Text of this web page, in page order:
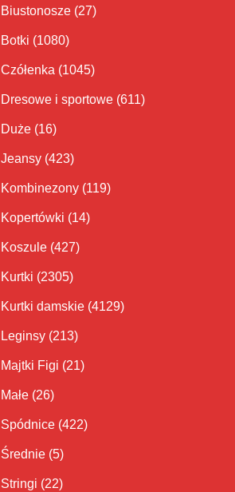
Biustonosze (27)
Botki (1080)
Czółenka (1045)
Dresowe i sportowe (611)
Duże (16)
Jeansy (423)
Kombinezony (119)
Kopertówki (14)
Koszule (427)
Kurtki (2305)
Kurtki damskie (4129)
Leginsy (213)
Majtki Figi (21)
Małe (26)
Spódnice (422)
Średnie (5)
Stringi (22)